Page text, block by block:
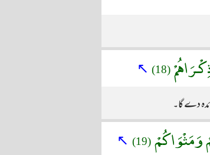
(18)
↖
دے گا۔
وَمَثْوَاكُمْ (19)
↖